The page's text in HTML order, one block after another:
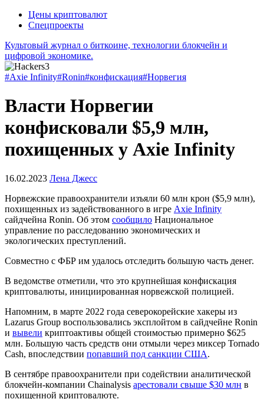
Цены криптовалют
Спецпроекты
Культовый журнал о биткоине, технологии блокчейн и
цифровой экономике.
#Axie Infinity#Ronin#конфискация#Норвегия
Власти Норвегии
конфисковали $5,9 млн,
похищенных у Axie Infinity
16.02.2023 Лена Джесс
Норвежские правоохранители изъяли 60 млн крон ($5,9 млн),
похищенных из задействованного в игре Axie Infinity
сайдчейна Ronin. Об этом сообщило Национальное
управление по расследованию экономических и
экологических преступлений.
Совместно с ФБР им удалось отследить большую часть денег.
В ведомстве отметили, что это крупнейшая конфискация
криптовалюты, инициированная норвежской полицией.
Напомним, в марте 2022 года северокорейские хакеры из
Lazarus Group воспользовались эксплойтом в сайдчейне Ronin
и вывели криптоактивы общей стоимостью примерно $625
млн. Большую часть средств они отмыли через миксер Tornado
Cash, впоследствии попавший под санкции США.
В сентябре правоохранители при содействии аналитической
блокчейн-компании Chainalysis арестовали свыше $30 млн в
похищенной криптовалюте.